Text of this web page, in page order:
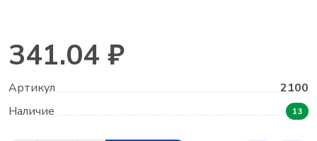
341.04 ₽
Артикул
2100
Наличие
13